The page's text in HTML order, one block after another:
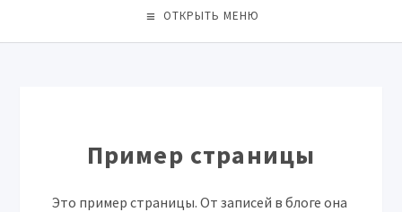
ОТКРЫТЬ МЕНЮ
Пример страницы
Это пример страницы. От записей в блоге она